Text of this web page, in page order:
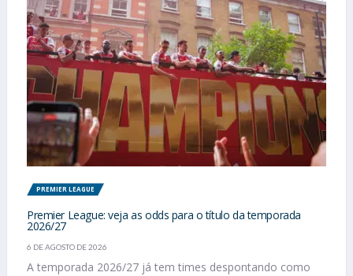
PREMIER LEAGUE
Premier League: veja as odds para o título da temporada
2026/27
6 DE AGOSTO DE 2026
A temporada 2026/27 já tem times despontando como